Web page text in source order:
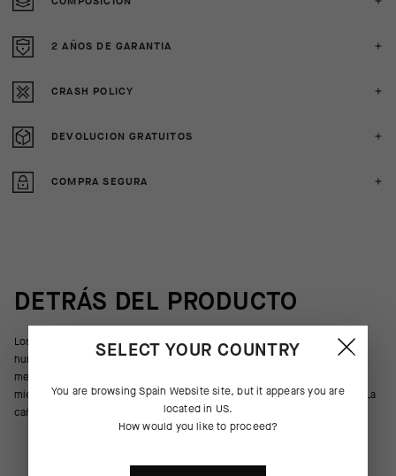
2 AÑOS DE GARANTIA
CRASH POLICY
DEVOLUCION GRATUITOS
COMPRA SEGURA
DETRÁS DEL PRODUCTO
Los calcetines Ego, un diseño resistente a los olores y que absorbe la
humedad, proporcionan sujeción envolvente ligera sobre los
metatarsianos, el puente y el tobillo. Además, lucen un mensaje visible
mientras pedaleas. Cada par incluye dos piezas con las mismas letras. La
caña de 17 cm de alto garantiza que se vea tu mensaje.
SELECT YOUR COUNTRY
You are browsingSpain Websitesite, but it appears you are
located in US.
How would you like to proceed?